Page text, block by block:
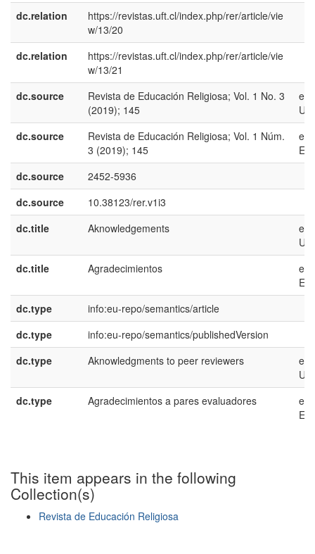
dc.relation
https://revistas.uft.cl/index.php/rer/article/vie
w/13/20
dc.relation
https://revistas.uft.cl/index.php/rer/article/vie
w/13/21
dc.source
Revista de Educación Religiosa; Vol. 1 No. 3
(2019); 145
en-
US
dc.source
Revista de Educación Religiosa; Vol. 1 Núm.
3 (2019); 145
es-
ES
dc.source
2452-5936
dc.source
10.38123/rer.v1i3
dc.title
Aknowledgements
en-
US
dc.title
Agradecimientos
es-
ES
dc.type
info:eu-repo/semantics/article
dc.type
info:eu-repo/semantics/publishedVersion
dc.type
Aknowledgments to peer reviewers
en-
US
dc.type
Agradecimientos a pares evaluadores
es-
ES
This item appears in the following
Collection(s)
Revista de Educación Religiosa